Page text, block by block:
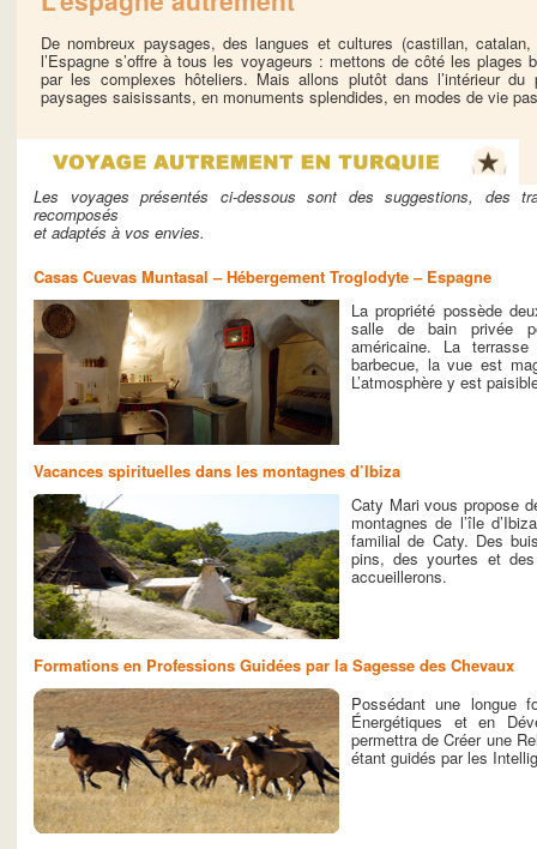
De nombreux paysages, des langues et cultures (castillan,
l’Espagne s’offre à tous les voyageurs : mettons de côté les plages
par les complexes hôteliers. Mais allons plutôt dans l’intérieur
paysages saisissants, en monuments splendides, en modes de vie
Les voyages présentés ci-dessous sont des suggestions, des
recomposés
et adaptés à vos envies.
Casas Cuevas Muntasal – Hébergement Troglodyte – Espagne
La propriété possède
salle de bain privée
américaine. La
barbecue, la vue est
L’atmosphère y est
Vacances spirituelles dans les montagnes d’Ibiza
Caty Mari vous propose
montagnes de l’île
familial de Caty. Des
pins, des yourtes et
accueillerons.
Formations en Professions Guidées par la Sagesse des Chevaux
Possédant une longue
Énergétiques et en
permettra de Créer une
étant guidés par les